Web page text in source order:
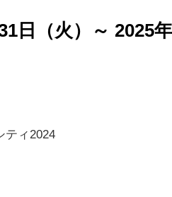
日（火）～ 2025年
ティ2024